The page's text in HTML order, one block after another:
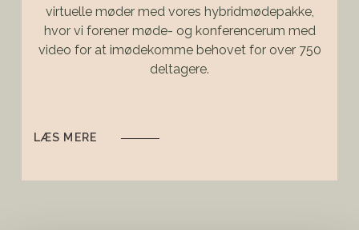
virtuelle møder med vores hybridmødepakke,
hvor vi forener møde- og konferencerum med
video for at imødekomme behovet for over 750
deltagere.
LÆS MERE